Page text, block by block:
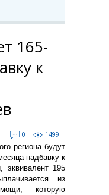
165-
к
0
1499
региона будут
надбавку к
эквивалент 195
из
которую